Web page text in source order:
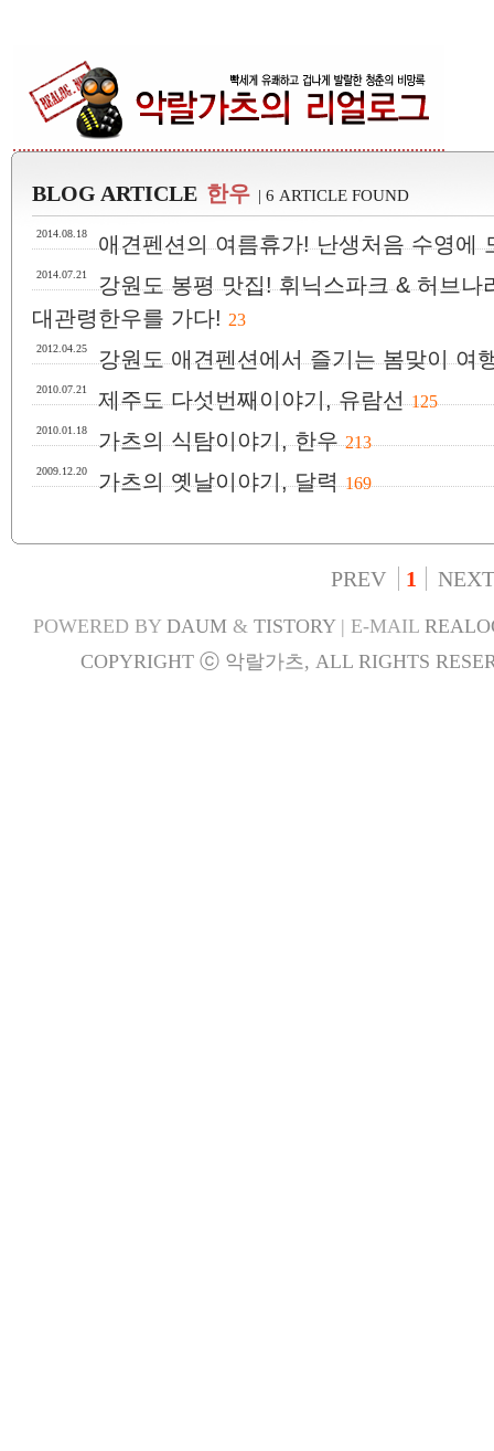
BLOG ARTICLE 한우 | 6 ARTICLE FOUND
2014.08.18 애견펜션의 여름휴가! 난생처음 수영에
2014.07.21
강원도 봉평 맛집! 휘닉스파크 & 허브
대관령한우를 가다! 23
2012.04.25 강원도 애견펜션에서 즐기는 봄맞이 여
2010.07.21 제주도 다섯번째이야기, 유람선 125
2010.01.18 가츠의 식탐이야기, 한우 213
2009.12.20 가츠의 옛날이야기, 달력 169
PREV 1 NEXT
POWERED BY DAUM& TISTORY| E-MAIL
COPYRIGHT ⓒ 악랄가츠, ALL RIGHTS